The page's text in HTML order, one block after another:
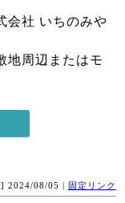
会社 いちのみや
地周辺またはモ
2024/08/05 | 固定リンク